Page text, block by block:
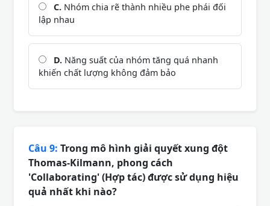
C. Nhóm chia rẽ thành nhiều phe phái đối
lập nhau
D. Năng suất của nhóm tăng quá nhanh
khiến chất lượng không đảm bảo
Câu 9: Trong mô hình giải quyết xung đột
Thomas-Kilmann, phong cách
'Collaborating' (Hợp tác) được sử dụng hiệu
quả nhất khi nào?